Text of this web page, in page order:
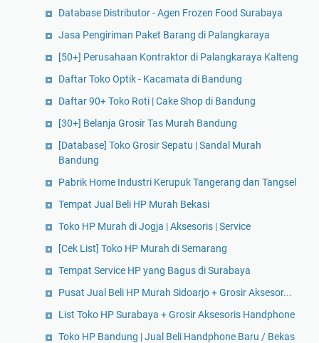
Database Distributor - Agen Frozen Food Surabaya
Jasa Pengiriman Paket Barang di Palangkaraya
[50+] Perusahaan Kontraktor di Palangkaraya Kalteng
Daftar Toko Optik - Kacamata di Bandung
Daftar 90+ Toko Roti | Cake Shop di Bandung
[30+] Belanja Grosir Tas Murah Bandung
[Database] Toko Grosir Sepatu | Sandal Murah
Bandung
Pabrik Home Industri Kerupuk Tangerang dan Tangsel
Tempat Jual Beli HP Murah Bekasi
Toko HP Murah di Jogja | Aksesoris | Service
[Cek List] Toko HP Murah di Semarang
Tempat Service HP yang Bagus di Surabaya
Pusat Jual Beli HP Murah Sidoarjo + Grosir Aksesor...
List Toko HP Surabaya + Grosir Aksesoris Handphone
Toko HP Bandung | Jual Beli Handphone Baru / Bekas